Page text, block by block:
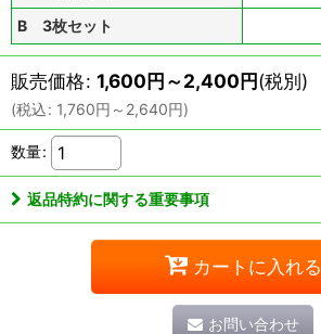
B 3枚セット
販売価格: 1,600円～2,400円(税別)
(税込: 1,760円 ～2,640円)
数量:
返品特約に関する重要事項
カートに入れる
お問い合わせ